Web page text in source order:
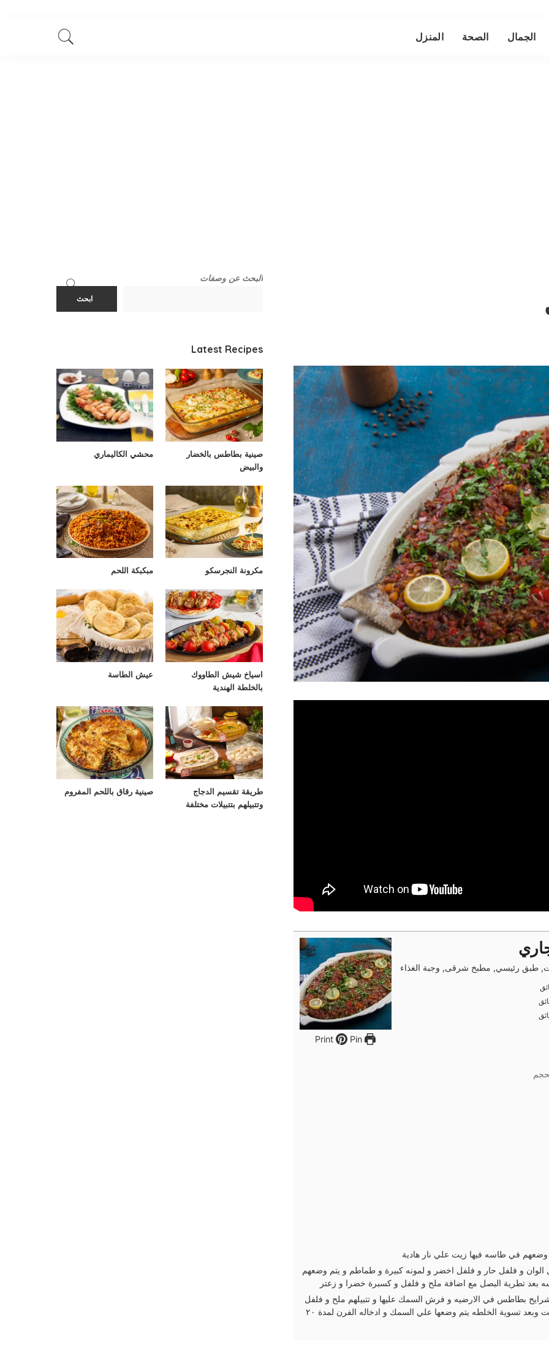
الجمال الصحة المنزل
Print
Pin
طبق رئيسي, مطبخ شرقى, وجبة الغذاء
وضعهم في طاسه فيها زيت علي نار هادية
و فلفل حار و فلفل اخضر و لمونه كبيرة و طماطم و يتم وضعهم
بعد تطرية البصل مع اضافة ملح و فلفل و كسبرة خضرا و زعتر
بطاطس في الارضيه و فرش السمك عليها و تتبيلهم ملح و فلفل
و كمون و عصير ليمون و زيت وبعد تسوية الخلطه يتم وضعها علي السمك و ادخاله الفرن لمدة ٢٠
البحث عن وصفات
ابحث
Latest Recipes
صينية بطاطس بالخضار
والبيض
محشي الكاليماري
مكرونة النجرسكو مبكبكة اللحم
اسياخ شيش الطاووك
بالخلطة الهندية
عيش الطاسة
طريقة تقسيم الدجاج
وتتبيلهم بتتبيلات مختلفة
صينية رقاق باللحم المفروم